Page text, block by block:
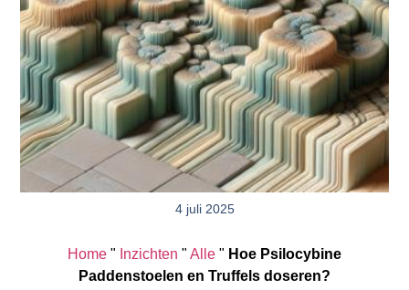
4 juli 2025
Home " Inzichten " Alle " Hoe Psilocybine
Paddenstoelen en Truffels doseren?